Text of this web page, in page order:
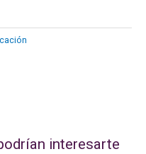
interesarte